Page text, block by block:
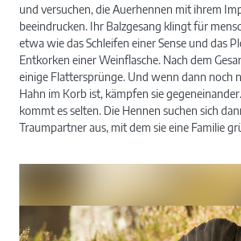
und versuchen, die Auerhennen mit ihrem
beeindrucken. Ihr Balzgesang klingt für
etwa wie das Schleifen einer Sense und das
Entkorken einer Weinflasche. Nach dem
einige Flattersprünge. Und wenn dann noch
Hahn im Korb ist, kämpfen sie
kommt es selten. Die Hennen suchen sich
Traumpartner aus, mit dem sie eine Familie